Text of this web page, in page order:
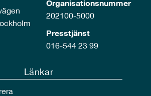
Organisationsnummer
202100-5000
Presstjänst
016-544 23 99
Länkar